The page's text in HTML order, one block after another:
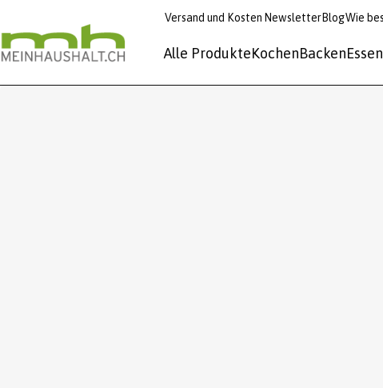
Versand und Kosten NewsletterBlogWie
Alle ProdukteKochenBackenEssen